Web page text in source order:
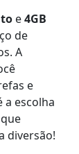
e4GB
de
A
e
a escolha
diversão!